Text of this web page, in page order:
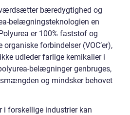
værdsætter bæredygtighed og
belægningsteknologien en
er 100% faststof og
forbindelser (VOC’er),
udleder farlige kemikalier i
belægninger genbruges,
og mindsker behovet
i forskellige industrier kan